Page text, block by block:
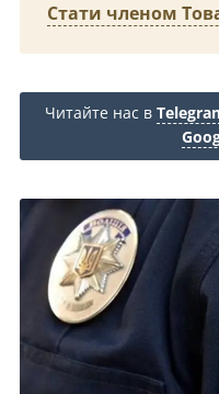
Стати членом
Читайте нас в